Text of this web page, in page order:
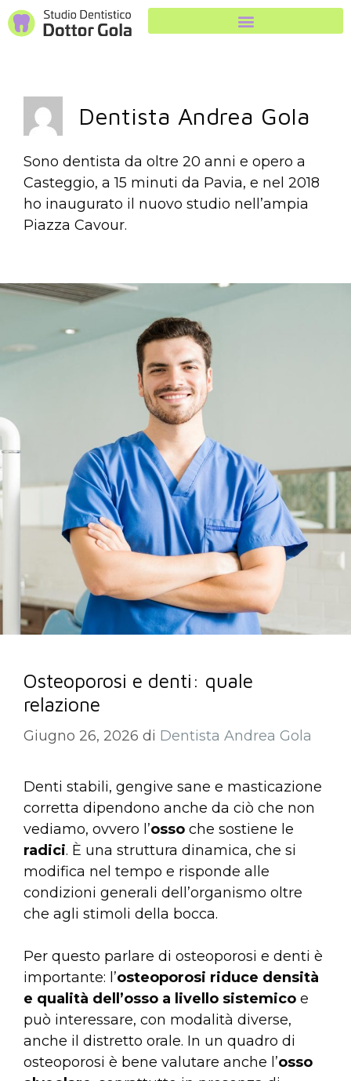
Dentista Andrea Gola
Sono dentista da oltre 20 anni e opero a
Casteggio, a 15 minuti da Pavia, e nel 2018
ho inaugurato il nuovo studio nell’ampia
Piazza Cavour.
Osteoporosi e denti: quale
relazione
Giugno 26, 2026 di Dentista Andrea Gola
Denti stabili, gengive sane e masticazione
corretta dipendono anche da ciò che non
vediamo, ovvero l’osso che sostiene le
radici. È una struttura dinamica, che si
modifica nel tempo e risponde alle
condizioni generali dell’organismo oltre
che agli stimoli della bocca.
Per questo parlare di osteoporosi e denti è
importante: l’osteoporosi riduce densità
e qualità dell’osso a livello sistemico e
può interessare, con modalità diverse,
anche il distretto orale. In un quadro di
osteoporosi è bene valutare anche l’osso